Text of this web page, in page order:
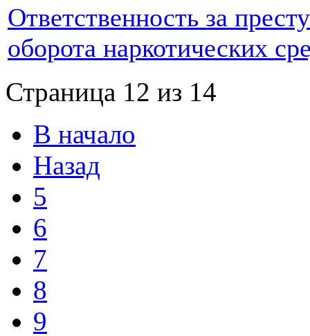
Ответственность за
оборота наркотических
Страница 12 из 14
В начало
Назад
5
6
7
8
9